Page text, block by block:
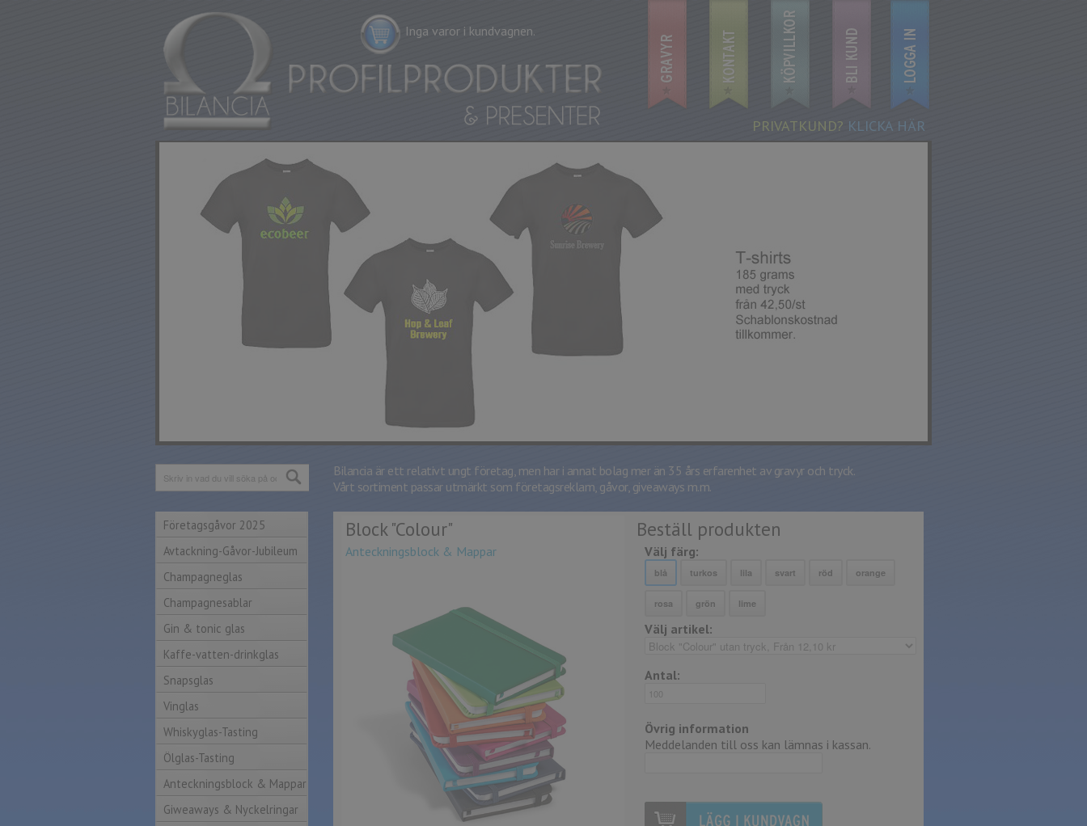
Inga varor i kundvagnen.
PRIVATKUND? KLICKA HÄR
Bilancia är ett relativt ungt företag, men har i annat bolag mer än 35 års erfarenhet av gravyr och tryck.
Vårt sortiment passar utmärkt som företagsreklam, gåvor, giveaways m.m.
Företagsgåvor 2025
Avtackning-Gåvor-Jubileum
Champagneglas
Champagnesablar
Gin & tonic glas
Kaffe-vatten-drinkglas
Snapsglas
Vinglas
Whiskyglas-Tasting
Ölglas-Tasting
Anteckningsblock & Mappar
Giweaways & Nyckelringar
Block "Colour"
Anteckningsblock & Mappar
Beställ produkten
Välj färg:
Välj artikel:
Antal:
Övrig information
Meddelanden till oss kan lämnas i kassan.